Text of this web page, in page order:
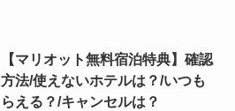
【マリオット無料宿泊特典】確認
方法/使えないホテルは？/いつも
らえる？/キャンセルは？